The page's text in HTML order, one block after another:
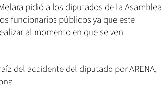
pidió a los diputados de la Asamblea
funcionarios públicos ya que este
al momento en que se ven
del accidente del diputado por ARENA,